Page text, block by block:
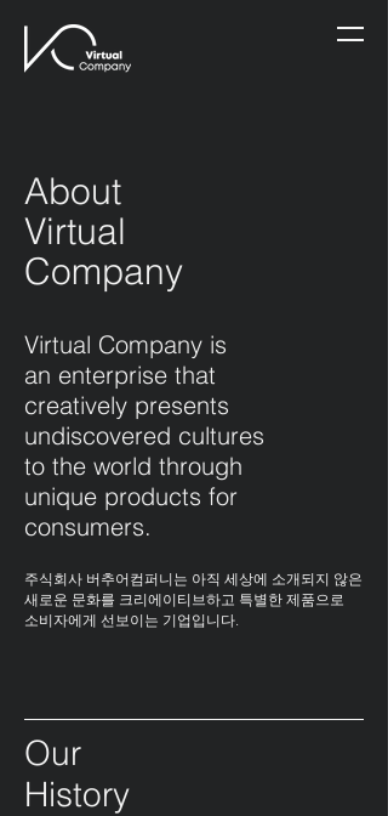
About
Virtual
Company
Virtual Company is
an enterprise that
creatively presents
undiscovered cultures
to the world through
unique products for
consumers.
주식회사 버추어컴퍼니는 아직 세상에 소개되지 않은
새로운 문화를 크리에이티브하고 특별한 제품으로
소비자에게 선보이는 기업입니다.
Our
History